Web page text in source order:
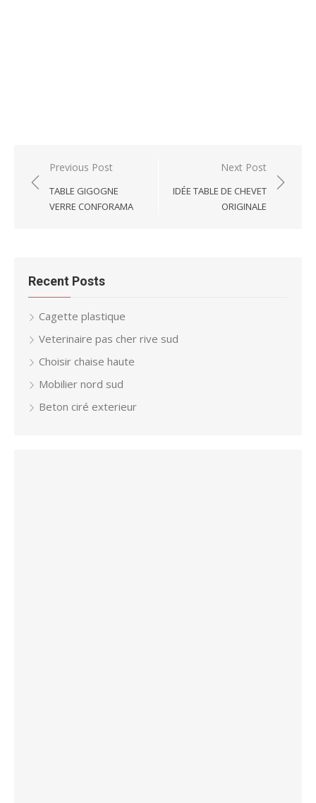
Post
navigation
Previous Post
TABLE GIGOGNE
VERRE CONFORAMA
Next Post
IDÉE TABLE DE CHEVET
ORIGINALE
Recent Posts
Cagette plastique
Veterinaire pas cher rive sud
Choisir chaise haute
Mobilier nord sud
Beton ciré exterieur